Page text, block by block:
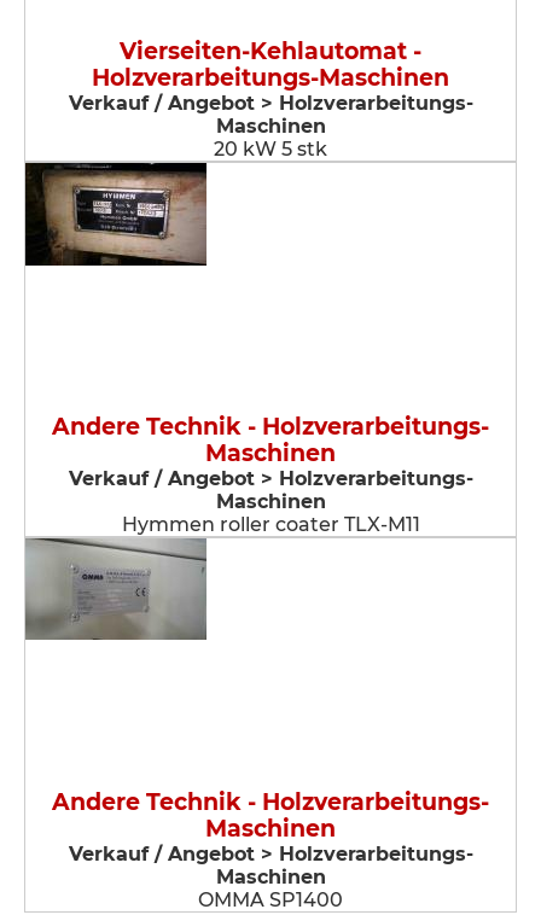
Vierseiten-Kehlautomat -
Holzverarbeitungs-Maschinen
Verkauf / Angebot > Holzverarbeitungs-
Maschinen
20 kW 5 stk
Andere Technik - Holzverarbeitungs-
Maschinen
Verkauf / Angebot > Holzverarbeitungs-
Maschinen
Hymmen roller coater TLX-M11
Andere Technik - Holzverarbeitungs-
Maschinen
Verkauf / Angebot > Holzverarbeitungs-
Maschinen
OMMA SP1400